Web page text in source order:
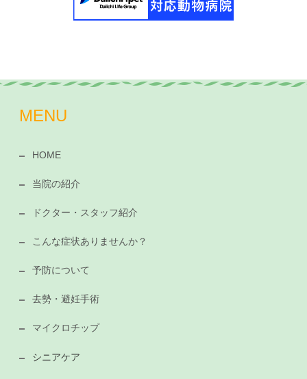
MENU
HOME
当院の紹介
ドクター・スタッフ紹介
こんな症状ありませんか？
予防について
去勢・避妊手術
マイクロチップ
シニアケア